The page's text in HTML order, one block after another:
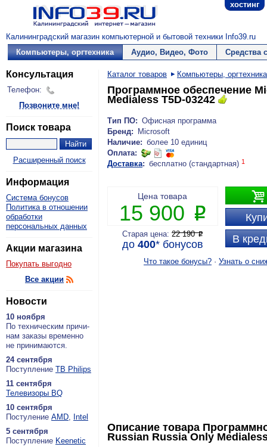
хостинг
Калининградский магазин компьютерной и бытовой техники Info39.ru
Компьютеры, оргтехника
Аудио, Видео, Фото Средства
Консультация
Телефон:
Позвоните мне!
Поиск товара
Расширенный поиск
Информация
Система бонусов
Политика в отношении
обработки
персональных данных
Акции магазина
Покупать выгодно
Все акции
Новости
10 ноября
По тех­ни­че­ским при­чи­
нам за­ка­зы вре­мен­но
не при­ни­ма­ют­ся.
24 сентября
По­ступ­ле­ние ТВ Philips
11 сентября
Теле­ви­зо­ры BQ
10 сентября
По­сту­ле­ние AMD, Intel
5 сентября
По­ступ­ле­ние Keenetic
Каталог товаров Компьютеры, оргтехника
Программное обеспечение
Medialess T5D-03242
Тип ПО: Офисная программа
Бренд:
Microsoft
Наличие: более 10 единиц
Оплата:
Доставка: бесплатно (стандартная) 1

В
Цена товара
15 900 P
Старая цена:22 190P
до 400*бонусов
Что такое бонусы? · Узнать о
Описание товара
Russian Russia Only